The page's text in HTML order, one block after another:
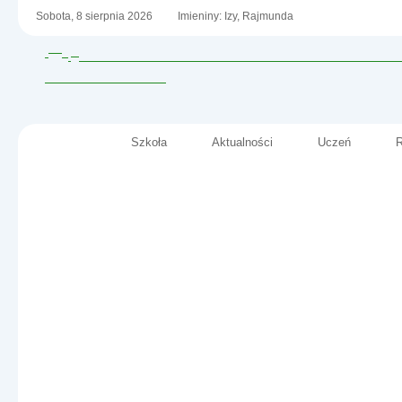
Sobota, 8 sierpnia 2026 Imieniny: Izy, Rajmunda
Szkoła Aktualności Uczeń